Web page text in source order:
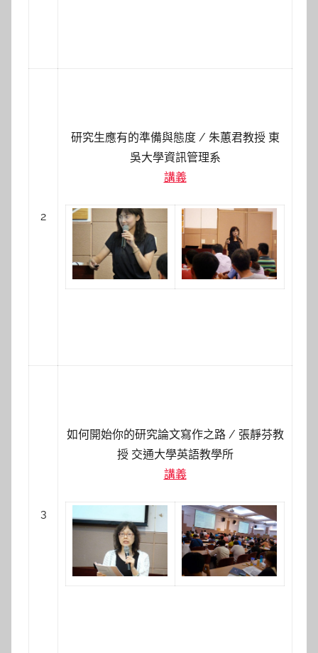
2
研究生應有的準備與態度 / 朱蕙君教授 東
吳大學資訊管理系
講義
3
如何開始你的研究論文寫作之路 / 張靜芬教
授 交通大學英語教學所
講義